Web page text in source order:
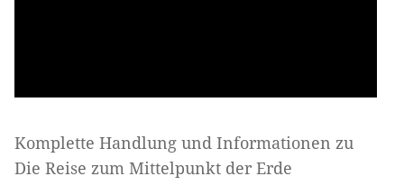
Komplette Handlung und Informationen zu
Die Reise zum Mittelpunkt der Erde